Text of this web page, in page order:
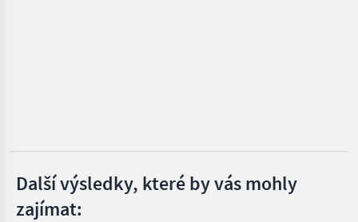
CAT
Další výsledky, které by vás mohly
zajímat: